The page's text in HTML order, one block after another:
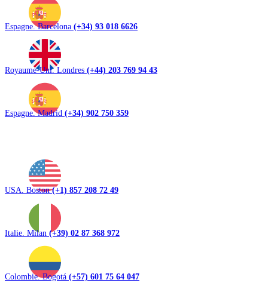
Espagne. Barcelona (+34) 93 018 6626
Royaume-Uni. Londres (+44) 203 769 94 43
Espagne. Madrid (+34) 902 750 359
USA. Boston(+1) 857 208 72 49
Italie. Milan (+39) 02 87 368 972
Colombie. Bogotá (+57) 601 75 64 047